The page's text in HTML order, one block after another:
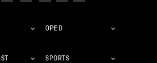
OPED
SPORTS